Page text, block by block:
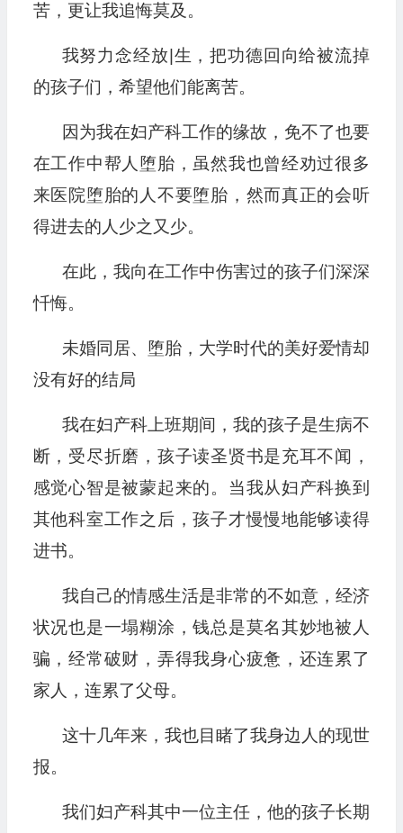
苦，更让我追悔莫及。
我努力念经放|生，把功德回向给被流掉
的孩子们，希望他们能离苦。
因为我在妇产科工作的缘故，免不了也要
在工作中帮人堕胎，虽然我也曾经劝过很多
来医院堕胎的人不要堕胎，然而真正的会听
得进去的人少之又少。
在此，我向在工作中伤害过的孩子们深深
忏悔。
未婚同居、堕胎，大学时代的美好爱情却
没有好的结局
我在妇产科上班期间，我的孩子是生病不
断，受尽折磨，孩子读圣贤书是充耳不闻，
感觉心智是被蒙起来的。当我从妇产科换到
其他科室工作之后，孩子才慢慢地能够读得
进书。
我自己的情感生活是非常的不如意，经济
状况也是一塌糊涂，钱总是莫名其妙地被人
骗，经常破财，弄得我身心疲惫，还连累了
家人，连累了父母。
这十几年来，我也目睹了我身边人的现世
报。
我们妇产科其中一位主任，他的孩子长期